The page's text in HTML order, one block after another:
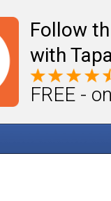
Follow
with
FREE -